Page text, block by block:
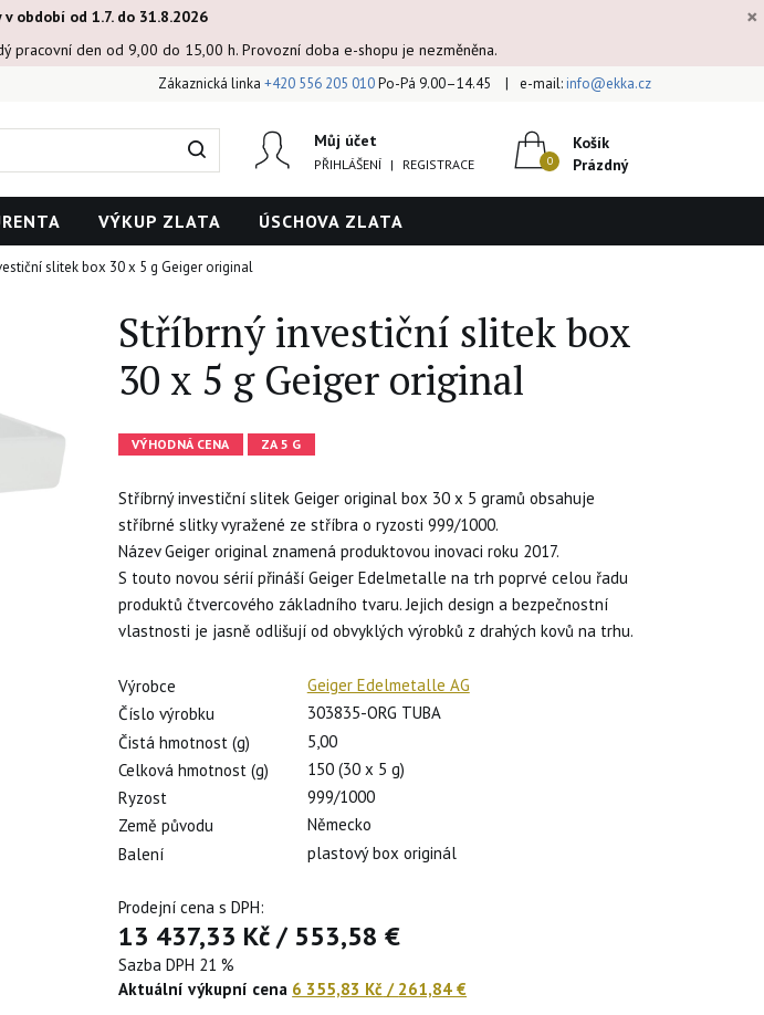
×
období od 1.7. do 31.8.2026
pracovní den od 9,00 do 15,00 h. Provozní doba e-shopu je nezměněna.
Zákaznická linka +420 556 205 010Po-Pá 9.00–14.45 e-mail:info@ekka.cz
Můj účet
PŘIHLÁŠENÍ | REGISTRACE
Košík
Prázdný
VÝKUP ZLATA ÚSCHOVA ZLATA
slitek box 30 x 5 g Geiger original
Stříbrný investiční slitek box
30 x 5 g Geiger original
VÝHODNÁ CENA ZA 5 G
Stříbrný investiční slitek Geiger original box 30 x 5 gramů obsahuje
stříbrné slitky vyražené ze stříbra o ryzosti 999/1000.
Název Geiger original znamená produktovou inovaci roku 2017.
S touto novou sérií přináší Geiger Edelmetalle na trh poprvé celou řadu
produktů čtvercového základního tvaru. Jejich design a bezpečnostní
vlastnosti je jasně odlišují od obvyklých výrobků z drahých kovů na trhu.
Výrobce
Geiger Edelmetalle AG
Číslo výrobku
303835-ORG TUBA
Čistá hmotnost (g)
5,00
Celková hmotnost (g)
150 (30 x 5 g)
Ryzost
999/1000
Země původu
Německo
Balení
plastový box originál
Prodejní cena s DPH:
13 437,33 Kč/ 553,58 €
Sazba DPH 21 %
Aktuální výkupní cena 6 355,83 Kč / 261,84 €